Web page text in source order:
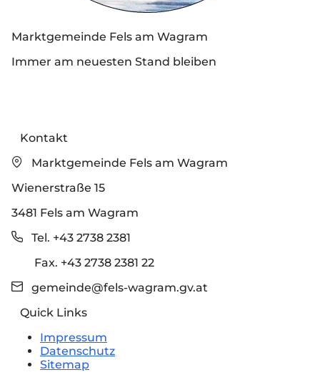
Marktgemeinde Fels am Wagram
Immer am neuesten Stand bleiben
Kontakt
Marktgemeinde Fels am Wagram
Wienerstraße 15
3481 Fels am Wagram
Tel. +43 2738 2381
Fax. +43 2738 2381 22
gemeinde@fels-wagram.gv.at
Quick Links
Impressum
Datenschutz
Sitemap